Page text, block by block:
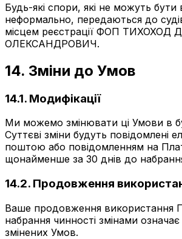
Будь-які спори, які не можуть бути
неформально, передаються до
місцем реєстрації ФОП ТИХОХОД
ОЛЕКСАНДРОВИЧ.
14. Зміни до Умов
14.1. Модифікації
Ми можемо змінювати ці Умови в
Суттєві зміни будуть повідомлені
поштою або повідомленням на
щонайменше за 30 днів до
14.2. Продовження
Ваше продовження використання
набрання чинності змінами
змінених Умов.